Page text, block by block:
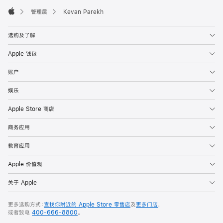
Footer

管理层 Kevan Parekh
选购及了解
Apple 钱包
账户
娱乐
Apple Store 商店
商务应用
教育应用
Apple 价值观
关于 Apple
更多选购方式：查找你附近的 Apple Store 零售店及更多门店，
或者致电 400-666-8800。